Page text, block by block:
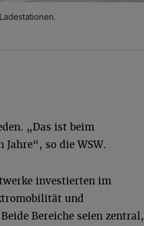
„Das ist beim
so die WSW.
investierten im
und
Bereiche seien zentral,